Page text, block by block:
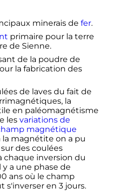
minerais de fer.
primaire pour la terre
de Sienne.
de la poudre de
la fabrication des
de laves du fait de
la
en paléomagnétisme
les variations de
magnétique
la magnétite on a pu
des coulées
chaque inversion du
a une phase de
ansoù le champ
s'inverser en 3 jours.